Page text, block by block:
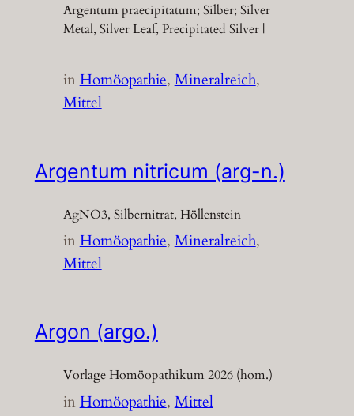
Argentum praecipitatum; Silber; Silver
Metal, Silver Leaf, Precipitated Silver |
inHomöopathie, Mineralreich
Mittel
Argentum nitricum (arg-n.)
AgNO3, Silbernitrat, Höllenstein
inHomöopathie, Mineralreich
Mittel
Argon (argo.)
Vorlage Homöopathikum 2026 (hom.)
inHomöopathie, Mittel